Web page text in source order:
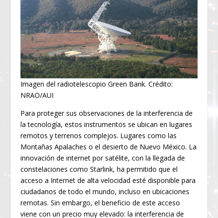
Imagen del radiotelescopio Green Bank. Crédito:
NRAO/AUI
Para proteger sus observaciones de la interferencia de
la tecnología, estos instrumentos se ubican en lugares
remotos y terrenos complejos. Lugares como las
Montañas Apalaches o el desierto de Nuevo México. La
innovación de internet por satélite, con la llegada de
constelaciones como Starlink, ha permitido que el
acceso a Internet de alta velocidad esté disponible para
ciudadanos de todo el mundo, incluso en ubicaciones
remotas. Sin embargo, el beneficio de este acceso
viene con un precio muy elevado: la interferencia de